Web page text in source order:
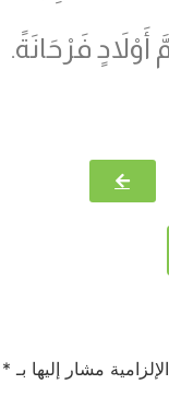
فَرْحَانَةً.
مشار إليها بـ *